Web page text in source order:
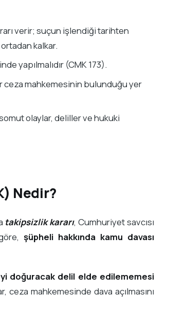
verir; suçun işlendiği tarihten
kalkar.
yapılmalıdır (CMK 173).
ceza mahkemesinin bulunduğu yer
olaylar, deliller ve hukuki
Nedir?
takipsizlik kararı, Cumhuriyet savcısı
şüpheli hakkında kamu davası
doğuracak delil elde edilememesi
ceza mahkemesinde dava açılmasını